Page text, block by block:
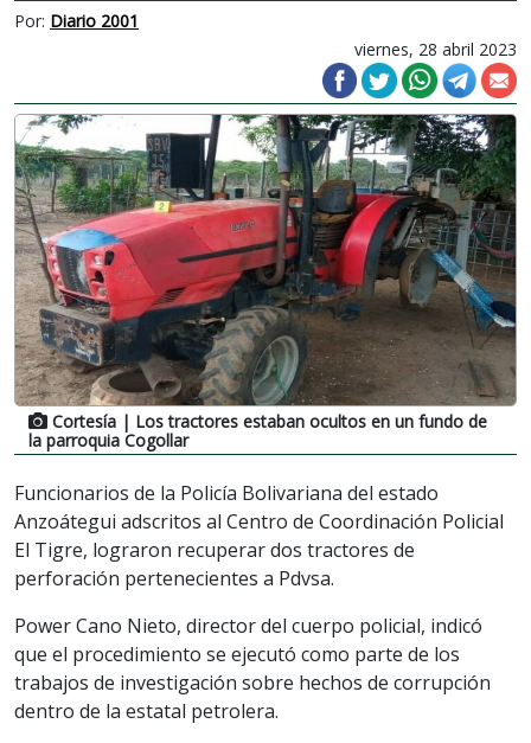
Por: Diario 2001
viernes, 28 abril 2023
Cortesía | Los tractores estaban ocultos en un fundo de
la parroquia Cogollar
Funcionarios de la Policía Bolivariana del estado
Anzoátegui adscritos al Centro de Coordinación Policial
El Tigre, lograron recuperar dos tractores de
perforación pertenecientes a Pdvsa.
Power Cano Nieto, director del cuerpo policial, indicó
que el procedimiento se ejecutó como parte de los
trabajos de investigación sobre hechos de corrupción
dentro de la estatal petrolera.